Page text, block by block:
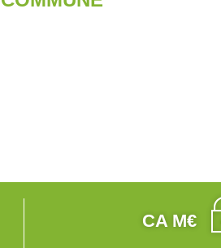
CA M€